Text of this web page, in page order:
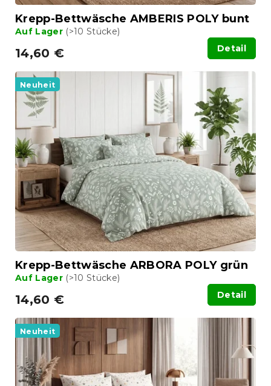
eKrepp-Bettwäsche AMBERIS POLY bunt
Auf Lager (>10 Stücke)
14,60 € Detail
Neuheit
Krepp-Bettwäsche ARBORA POLY grün
Auf Lager (>10 Stücke)
14,60 € Detail
Neuheit